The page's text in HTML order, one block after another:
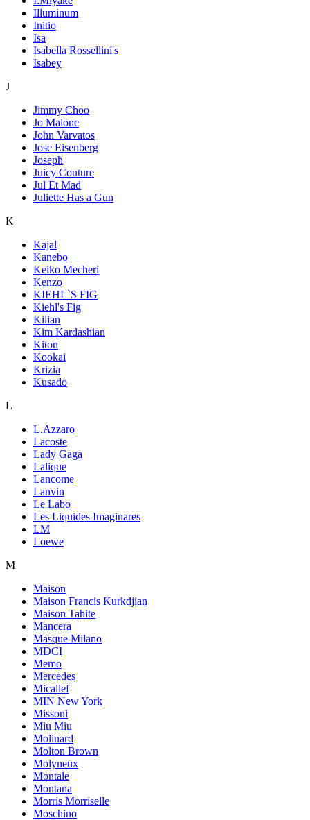
Illuminum
Initio
Isa
Isabella Rossellini's
Isabey
J
Jimmy Choo
Jo Malone
John Varvatos
Jose Eisenberg
Joseph
Juicy Couture
Jul Et Mad
Juliette Has a Gun
K
Kajal
Kanebo
Keiko Mecheri
Kenzo
KIEHL`S FIG
Kiehl's Fig
Kilian
Kim Kardashian
Kiton
Kookai
Krizia
Kusado
L
L.Azzaro
Lacoste
Lady Gaga
Lalique
Lancome
Lanvin
Le Labo
Les Liquides Imaginares
LM
Loewe
M
Maison
Maison Francis Kurkdjian
Maison Tahite
Mancera
Masque Milano
MDCI
Memo
Mercedes
Micallef
MIN New York
Missoni
Miu Miu
Molinard
Molton Brown
Molyneux
Montale
Montana
Morris Morriselle
Moschino